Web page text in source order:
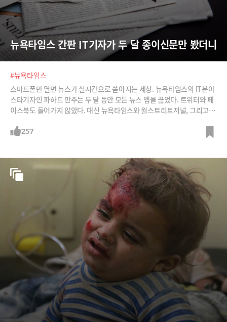
뉴욕타임스 간판 IT기자가 두 달 종이신문만 봤더니
#뉴욕타임스
스마트폰만 열면 뉴스가 실시간으로 쏟아지는 세상. 뉴욕타임스의 IT분야
스타기자인 파하드 만주는 두 달 동안 모든 뉴스 앱을 끊었다. 트위터와 페
이스북도 들어가지 않았다. 대신 뉴욕타임스와 월스트리트저널, 그리고 샌
40분씩 읽었다. 그는 최근 '두 달 간 종이신문으로 뉴스를 접하면서 내가
껐지만 이 충격적인 뉴스는 어떻게든 내 삶에 파고들 방법을 찾은 모양이
다. 하지만 그 뒤 24간 동안 나는 그 사건에 대해 어떤 것도 듣지 못했다.나
는 많은 이야기들을 놓쳤다. 범인이 좌파 무정부주의자라든가, IS멤버라든
가 하는 각종 가짜 뉴스와 거짓선동 말이다. 언론들은 이름이 공개되기도
전에 그를 시리아 저항단체와 연결시켰고, 버니 샌더스를 포함한 민주당
의원들까지 이 사건이 올해
257